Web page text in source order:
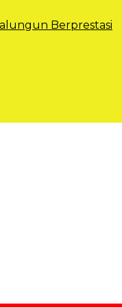
Berprestasi